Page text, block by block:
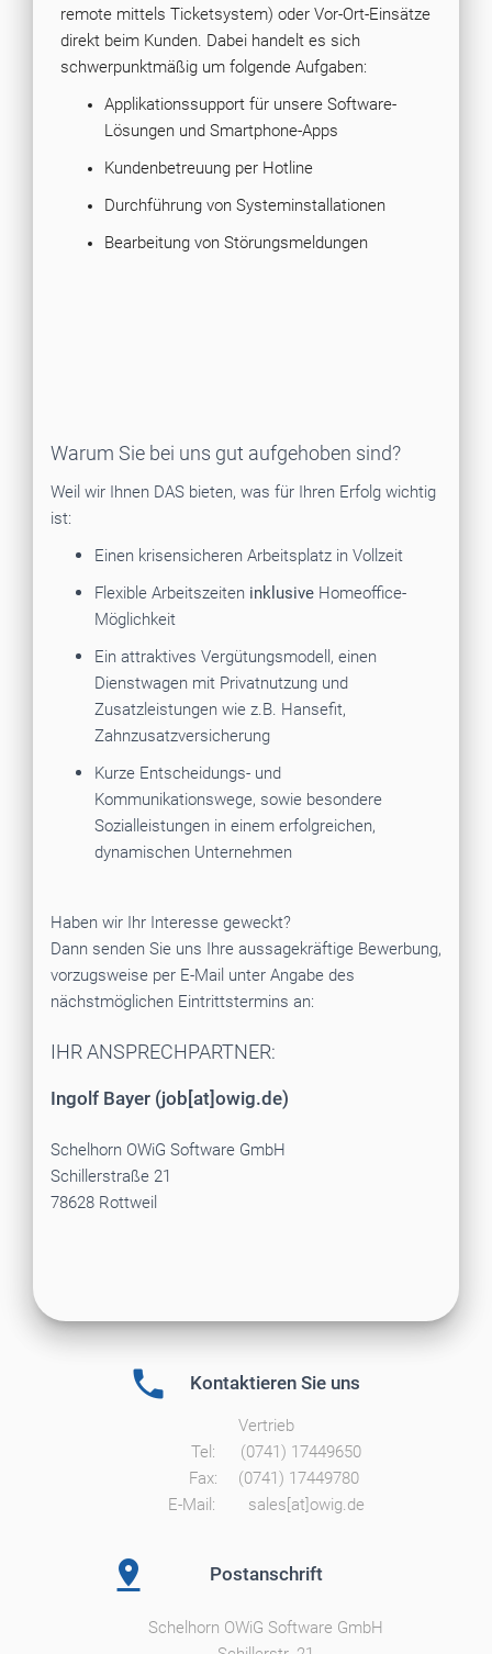
remote mittels Ticketsystem) oder Vor-Ort-Einsätze
direkt beim Kunden. Dabei handelt es sich
schwerpunktmäßig um folgende Aufgaben:
Applikationssupport für unsere Software-
Lösungen und Smartphone-Apps
Kundenbetreuung per Hotline
Durchführung von Systeminstallationen
Bearbeitung von Störungsmeldungen
Warum Sie bei uns gut aufgehoben sind?
Weil wir Ihnen DAS bieten, was für Ihren Erfolg wichtig
ist:
Einen krisensicheren Arbeitsplatz in Vollzeit
Flexible Arbeitszeiten inklusive Homeoffice-
Möglichkeit
Ein attraktives Vergütungsmodell, einen
Dienstwagen mit Privatnutzung und
Zusatzleistungen wie z.B. Hansefit,
Zahnzusatzversicherung
Kurze Entscheidungs- und
Kommunikationswege, sowie besondere
Sozialleistungen in einem erfolgreichen,
dynamischen Unternehmen
Haben wir Ihr Interesse geweckt?
Dann senden Sie uns Ihre aussagekräftige Bewerbung,
vorzugsweise per E-Mail unter Angabe des
nächstmöglichen Eintrittstermins an:
IHR ANSPRECHPARTNER:
Ingolf Bayer (job[at]owig.de)
Schelhorn OWiG Software GmbH
Schillerstraße 21
78628 Rottweil
 Kontaktieren Sie uns
Vertrieb
Tel: (0741) 17449650
Fax: (0741) 17449780
E-Mail: sales[at]owig.de
 Postanschrift
Schelhorn OWiG Software GmbH